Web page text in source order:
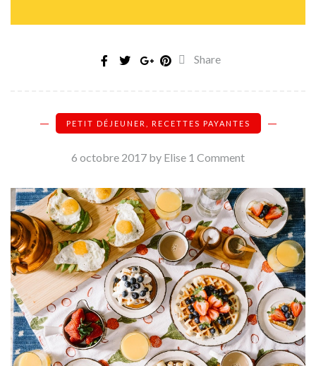
Share
PETIT DÉJEUNER RECETTES PAYANTES
6 octobre 2017 by Elise 1 Comment